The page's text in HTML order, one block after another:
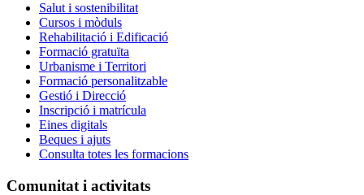
Salut i sostenibilitat
Cursos i mòduls
Rehabilitació i Edificació
Formació gratuïta
Urbanisme i Territori
Formació personalitzable
Gestió i Direcció
Inscripció i matrícula
Eines digitals
Beques i ajuts
Consulta totes les formacions
Comunitat i activitats